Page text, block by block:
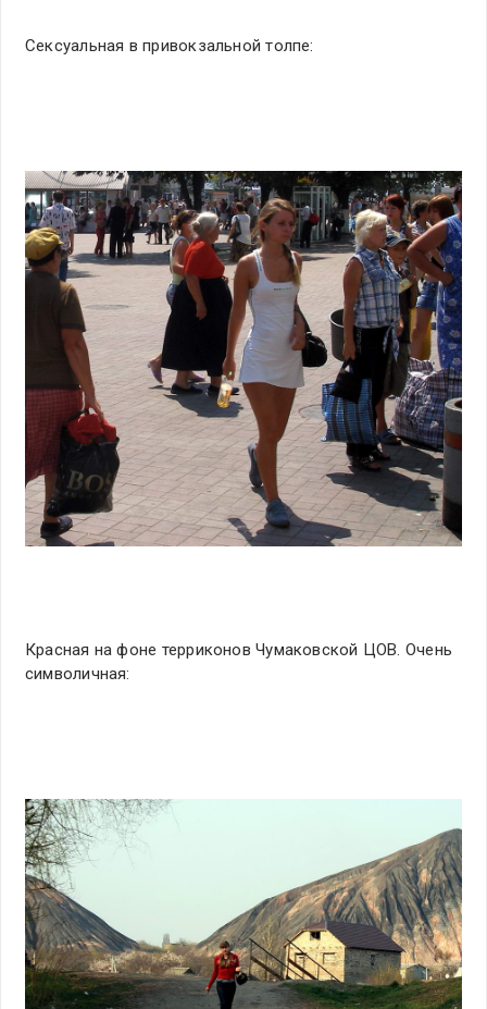
Сексуальная в привокзальной толпе:
Красная на фоне терриконов Чумаковской ЦОВ. Очень
символичная: